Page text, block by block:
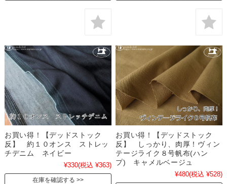
お買い得！【デッドストック
反】 約１０オンス ストレッ
チデニム ネイビー
¥330(税込 ¥363)
在庫を確認する
お買い得！【デッドストック
反】 しっかり、肉厚！ヴィン
テージライク８号帆布(ハン
プ) キャメルベージュ
¥480(税込 ¥528)